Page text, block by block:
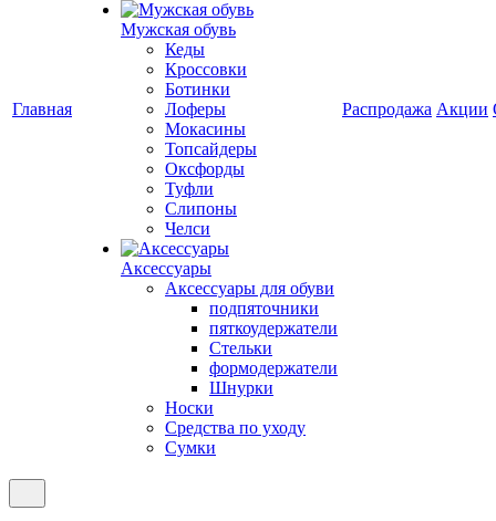
Главная
Мужская обувь
Кеды
Кроссовки
Ботинки
Лоферы
Мокасины
Топсайдеры
Оксфорды
Туфли
Слипоны
Челси
Аксессуары
Аксессуары для обуви
подпяточники
пяткоудержатели
Стельки
формодержатели
Шнурки
Носки
Средства по уходу
Сумки
Распродажа Акции